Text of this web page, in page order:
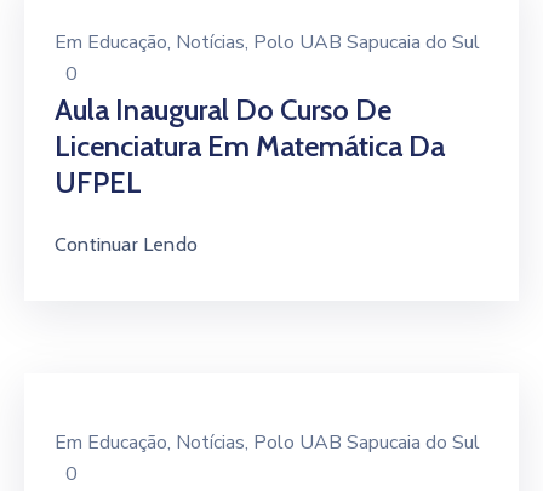
Em Educação‚ Notícias‚ Polo UAB Sapucaia do Sul
0
Aula Inaugural Do Curso De
Licenciatura Em Matemática Da
UFPEL
Continuar Lendo
Em Educação‚ Notícias‚ Polo UAB Sapucaia do Sul
0